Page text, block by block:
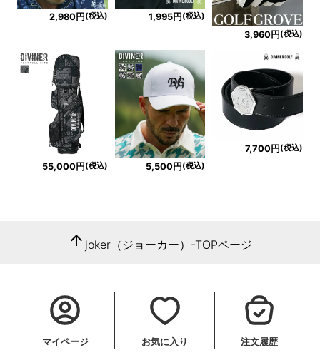
2,980円 (税込) 1,995円 (税込)
3,960円 (税込)
55,000円 (税込) 5,500円 (税込)
7,700円 (税込)
arrow_upward joker（ジョーカー）-TOPページ
マイページ お気に入り 注文履歴